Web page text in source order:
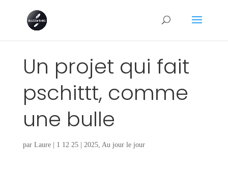
Un projet qui fait
pschittt, comme
une bulle
par Laure| 1 12 25| 2025, Au jour le jour